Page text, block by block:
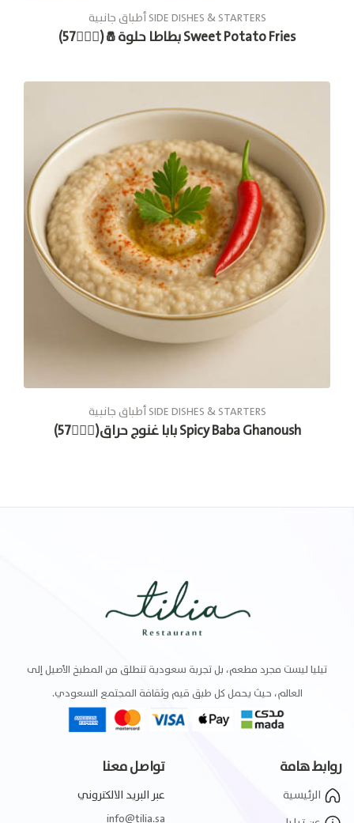
أطباق جانبية SIDE DISHES & STARTERS
بطاطا حلوة🧂(🚶🏽‍♂57) Sweet Potato Fries
أطباق جانبية SIDE DISHES & STARTERS
بابا غنوج حراق(🚶🏽‍♂57) Spicy Baba Ghanoush
تيليا ليست مجرد مطعم، بل تجربة سعودية تنطلق من المطبخ الأصيل إلى
العالم، حيث يحمل كل طبق قيم وثقافة المجتمع السعودي.
روابط هامة
الرئيسية
تواصل معنا
عبر البريد الالكتروني
info@tilia.sa